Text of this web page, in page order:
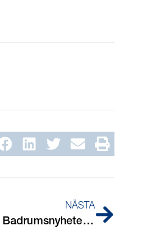
NÄSTA
Badrumsnyheter från Cersaie 2024